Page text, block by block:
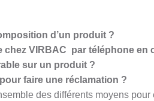
d’un produit ?
VIRBAC par téléphone en
sur un produit ?
faire une réclamation ?
des différents moyens